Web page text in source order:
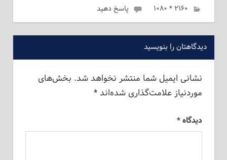
ژانویه 6, 2023
admin
۲۱۶۰ * ۱۰۸۰ پاسخ دهید
دیدگاهتان را بنویسید
نشانی ایمیل شما منتشر نخواهد شد. بخش‌های
موردنیاز علامت‌گذاری شده‌اند*
دیدگاه*